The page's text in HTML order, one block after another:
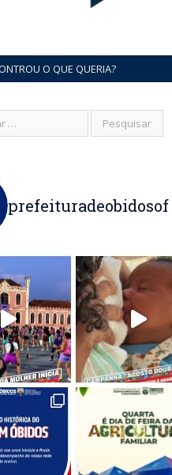
O QUE QUERIA?
prefeituradeobidosof